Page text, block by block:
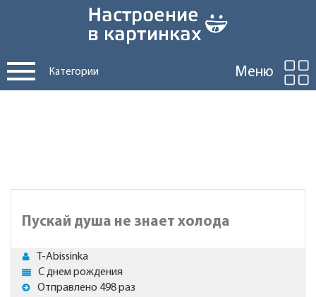
Категории Меню
Пускай душа не знает холода
T-Abissinka
С днем рождения
Отправлено 498 раз